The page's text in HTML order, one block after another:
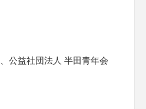
公益社団法人 半田青年会